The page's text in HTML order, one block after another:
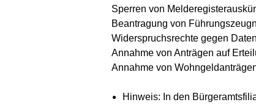
Sperren von
Beantragung von
Widerspruchsrechte gegen
Annahme von Anträgen auf
Annahme von
Hinweis: In den